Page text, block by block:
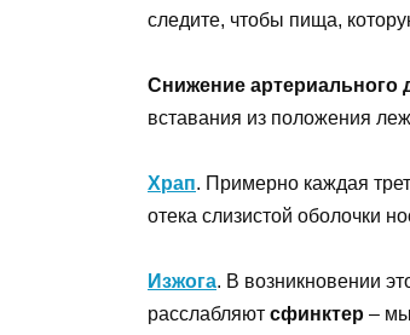
следите, чтобы пища,
Снижение артериального
вставания из положения
Храп. Примерно каждая
отека слизистой оболочки
Изжога. В возникновении
расслабляют сфинктер –